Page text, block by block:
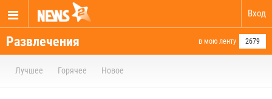
Вход
Развлечения в мою ленту 2679
Лучшее Горячее Новое